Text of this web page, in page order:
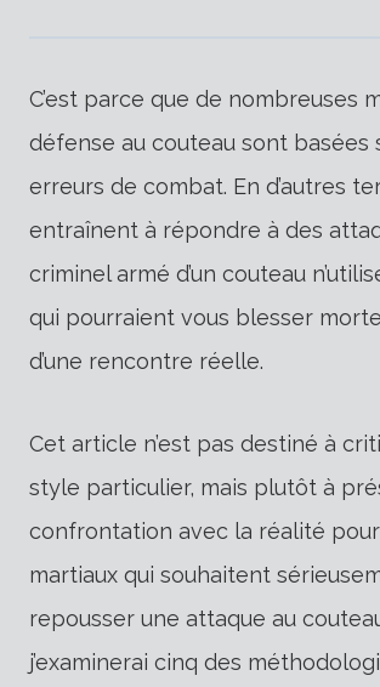
C’est parce que de nombreuses
défense au couteau sont basées
erreurs de combat. En d’autres
entraînent à répondre à des
criminel armé d’un couteau
qui pourraient vous blesser
d’une rencontre réelle.
Cet article n’est pas destiné à
style particulier, mais plutôt à
confrontation avec la réalité
martiaux qui souhaitent
repousser une attaque au
j’examinerai cinq des